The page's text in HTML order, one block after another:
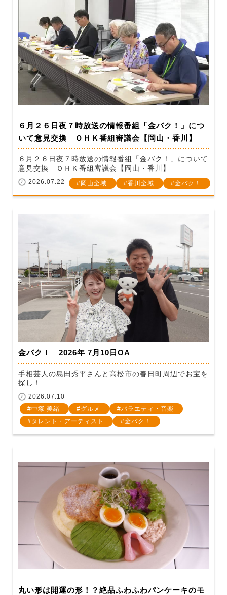
６月２６日夜７時放送の情報番組「金バク！」につ
いて意見交換 ＯＨＫ番組審議会【岡山・香川】
６月２６日夜７時放送の情報番組「金バク！」について
意見交換 ＯＨＫ番組審議会【岡山・香川】
2026.07.22 岡山全域 香川全域 金バク！
金バク！ 2026年 7月10日OA
手相芸人の島田秀平さんと高松市の春日町周辺でお宝を
探し！
2026.07.10
中塚 美緒
グルメ
バラエティ・音楽
タレント・アーティスト
金バク！
丸い形は開運の形！？絶品ふわふわパンケーキのモ